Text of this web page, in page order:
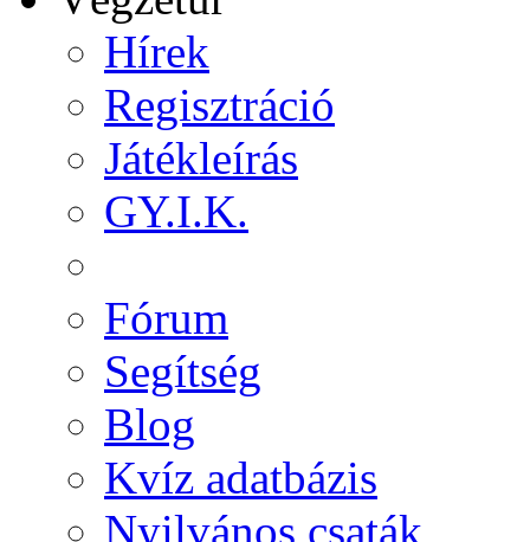
Hírek
Regisztráció
Játékleírás
GY.I.K.
Fórum
Segítség
Blog
Kvíz adatbázis
Nyilvános csaták